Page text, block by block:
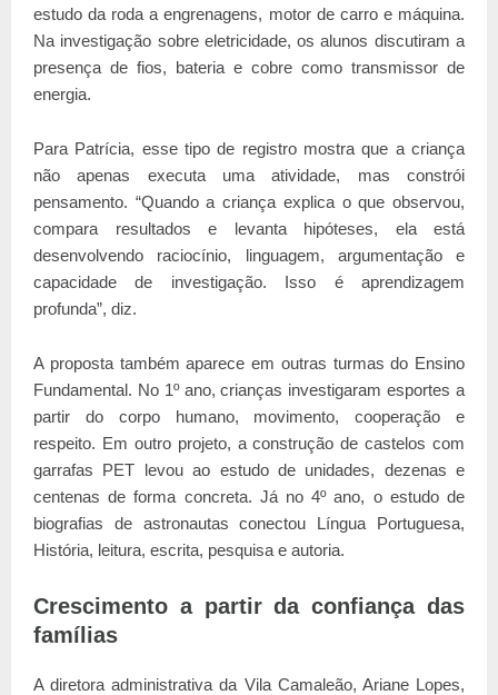
estudo da roda a engrenagens, motor de carro e máquina.
Na investigação sobre eletricidade, os alunos discutiram a
presença de fios, bateria e cobre como transmissor de
energia.
Para Patrícia, esse tipo de registro mostra que a criança
não apenas executa uma atividade, mas constrói
pensamento. “Quando a criança explica o que observou,
compara resultados e levanta hipóteses, ela está
desenvolvendo raciocínio, linguagem, argumentação e
capacidade de investigação. Isso é aprendizagem
profunda”, diz.
A proposta também aparece em outras turmas do Ensino
Fundamental. No 1º ano, crianças investigaram esportes a
partir do corpo humano, movimento, cooperação e
respeito. Em outro projeto, a construção de castelos com
garrafas PET levou ao estudo de unidades, dezenas e
centenas de forma concreta. Já no 4º ano, o estudo de
biografias de astronautas conectou Língua Portuguesa,
História, leitura, escrita, pesquisa e autoria.
Crescimento a partir da confiança das
famílias
A diretora administrativa da Vila Camaleão, Ariane Lopes,